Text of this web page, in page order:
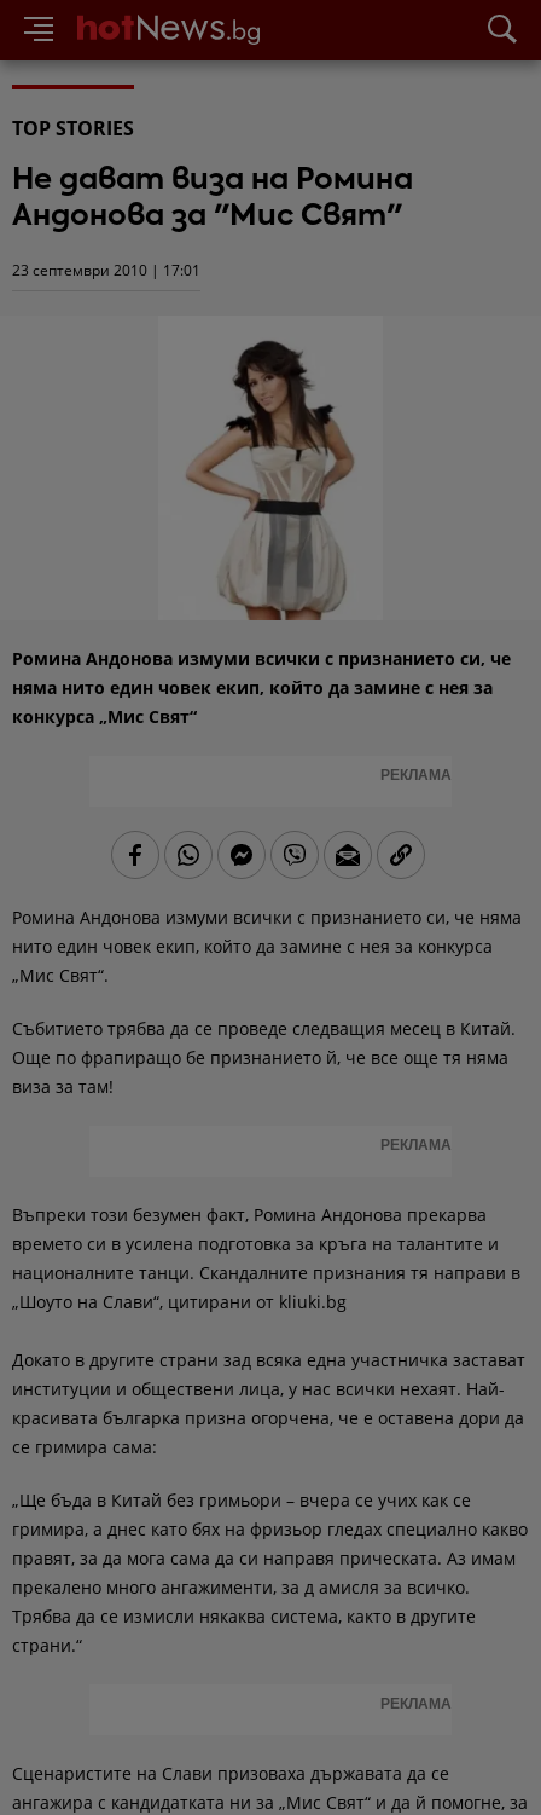
TOP STORIES
Не дават виза на Ромина
Андонова за "Мис Свят"
23 септември 2010 | 17:01
Ромина Андонова измуми всички с признанието си, че
няма нито един човек екип, който да замине с нея за
конкурса „Мис Свят“
РЕКЛАМА
Ромина Андонова измуми всички с признанието си, че няма
нито един човек екип, който да замине с нея за конкурса
„Мис Свят“.
Събитието трябва да се проведе следващия месец в Китай.
Още по фрапиращо бе признанието й, че все още тя няма
виза за там!
РЕКЛАМА
Въпреки този безумен факт, Ромина Андонова прекарва
времето си в усилена подготовка за кръга на талантите и
националните танци. Скандалните признания тя направи в
„Шоуто на Слави“, цитирани от kliuki.bg
Докато в другите страни зад всяка една участничка застават
институции и обществени лица, у нас всички нехаят. Най-
красивата българка призна огорчена, че е оставена дори да
се гримира сама:
„Ще бъда в Китай без гримьори – вчера се учих как се
гримира, а днес като бях на фризьор гледах специално какво
правят, за да мога сама да си направя прическата. Аз имам
прекалено много ангажименти, за д амисля за всичко.
Трябва да се измисли някаква система, както в другите
страни.“
РЕКЛАМА
Сценаристите на Слави призоваха държавата да се
ангажира с кандидатката ни за „Мис Свят“ и да й помогне, за